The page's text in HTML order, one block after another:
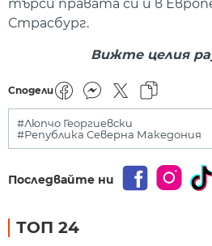
търси правата си и в
Страсбург.
Вижте целия
Сподели
#Люпчо Георгиевски
#Република Северна Македония
Последвайте ни
ТОП 24